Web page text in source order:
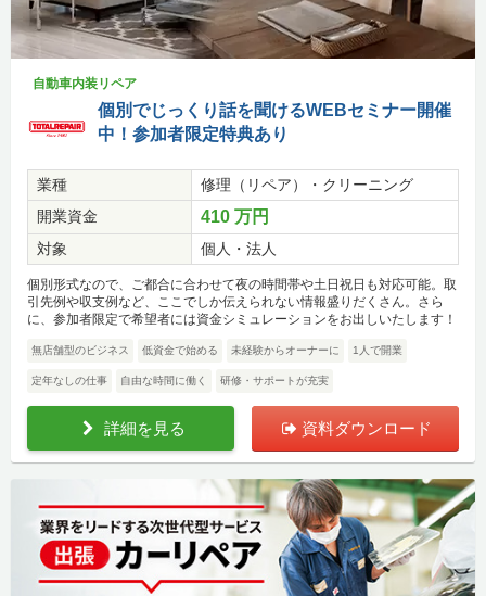
自動車内装リペア
個別でじっくり話を聞けるWEBセミナー開催
中！参加者限定特典あり
業種
修理（リペア）・クリーニング
開業資金
410 万円
対象 個人・法人
個別形式なので、ご都合に合わせて夜の時間帯や土日祝日も対応可能。取
引先例や収支例など、ここでしか伝えられない情報盛りだくさん。さら
に、参加者限定で希望者には資金シミュレーションをお出しいたします！
無店舗型のビジネス 低資金で始める 未経験からオーナーに 1人で開業
定年なしの仕事 自由な時間に働く 研修・サポートが充実
詳細を見る 資料ダウンロード